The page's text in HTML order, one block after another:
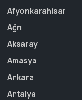
Afyonkarahisar
Ağrı
Aksaray
Amasya
Ankara
Antalya